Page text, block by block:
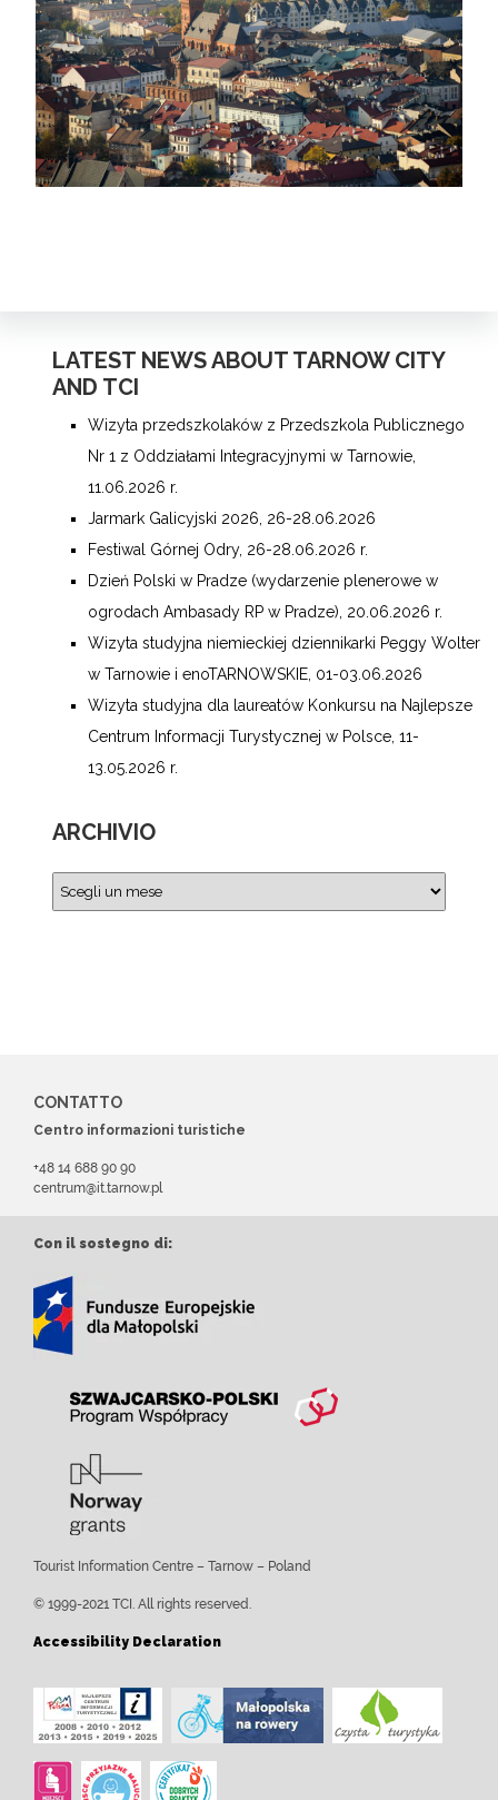
LATEST NEWS ABOUT TARNOW CITY
AND TCI
Wizyta przedszkolaków z Przedszkola Publicznego
Nr 1 z Oddziałami Integracyjnymi w Tarnowie,
11.06.2026 r.
Jarmark Galicyjski 2026, 26-28.06.2026
Festiwal Górnej Odry, 26-28.06.2026 r.
Dzień Polski w Pradze (wydarzenie plenerowe w
ogrodach Ambasady RP w Pradze), 20.06.2026 r.
Wizyta studyjna niemieckiej dziennikarki Peggy Wolter
w Tarnowie i enoTARNOWSKIE, 01-03.06.2026
Wizyta studyjna dla laureatów Konkursu na Najlepsze
Centrum Informacji Turystycznej w Polsce, 11-
13.05.2026 r.
ARCHIVIO
CONTATTO
Centro informazioni turistiche
+48 14 688 90 90
centrum@it.tarnow.pl
Con il sostegno di:
Tourist Information Centre – Tarnow – Poland
© 1999-2021 TCI. All rights reserved.
Accessibility Declaration